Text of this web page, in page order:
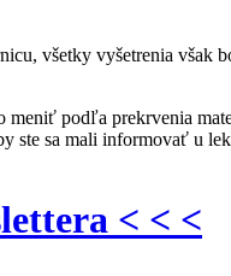
všetky vyšetrenia
podľa prekrvenia
ste sa mali informovať u
< < <